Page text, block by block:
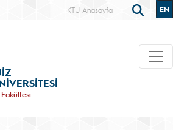
KTÜ Anasayfa EN